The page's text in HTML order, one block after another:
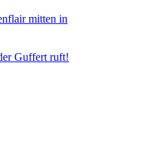
mitten in
Guffert ruft!